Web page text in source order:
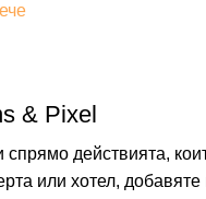
Пълно описание
& Pixel
спрямо действията,
или хотел, добавяте